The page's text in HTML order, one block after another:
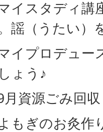
イスタディ
謡（うたい）
イプロデュ
ょう♪
月資源ごみ回
もぎのお灸作